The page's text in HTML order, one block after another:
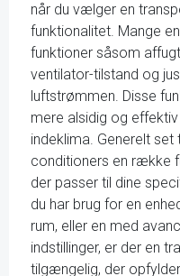
når du vælger en
funktionalitet. Mange
funktioner såsom
ventilator-tilstand og
luftstrømmen. Disse
mere alsidig og
indeklima. Generelt
conditioners en række
der passer til dine
du har brug for en
rum, eller en med
indstillinger, er der en
tilgængelig, der